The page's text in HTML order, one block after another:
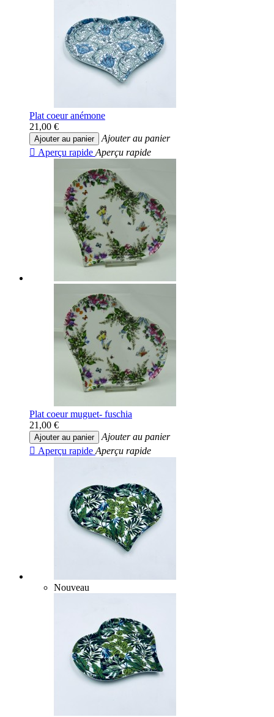
Plat coeur anémone
21,00 €
Ajouter au panier
Ajouter au panier
 Aperçu rapide Aperçu rapide
Plat coeur muguet- fuschia
21,00 €
Ajouter au panier
Ajouter au panier
 Aperçu rapide Aperçu rapide
Nouveau